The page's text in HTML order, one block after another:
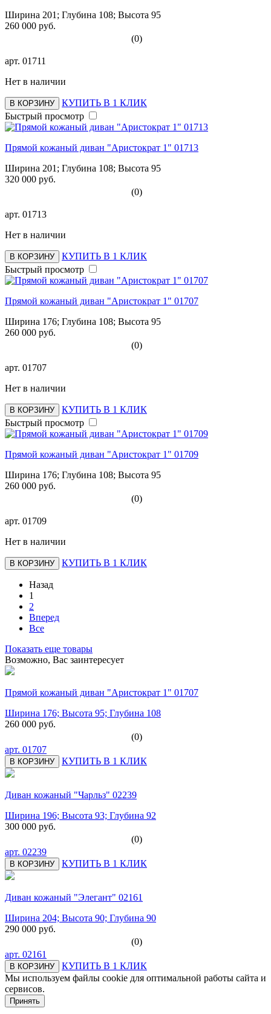
Ширина 201; Глубина 108; Высота 95
260 000 руб.
(0)
арт. 01711
Нет в наличии
В КОРЗИНУ
КУПИТЬ В 1 КЛИК
Быстрый просмотр
Прямой кожаный диван "Аристократ 1" 01713
Ширина 201; Глубина 108; Высота 95
320 000 руб.
(0)
арт. 01713
Нет в наличии
В КОРЗИНУ
КУПИТЬ В 1 КЛИК
Быстрый просмотр
Прямой кожаный диван "Аристократ 1" 01707
Ширина 176; Глубина 108; Высота 95
260 000 руб.
(0)
арт. 01707
Нет в наличии
В КОРЗИНУ
КУПИТЬ В 1 КЛИК
Быстрый просмотр
Прямой кожаный диван "Аристократ 1" 01709
Ширина 176; Глубина 108; Высота 95
260 000 руб.
(0)
арт. 01709
Нет в наличии
В КОРЗИНУ КУПИТЬ В 1 КЛИК
Назад
1
2
Вперед
Все
Показать еще товары
Возможно, Вас заинтересует
Прямой кожаный диван "Аристократ 1" 01707
Ширина 176; Высота 95; Глубина 108
260 000 руб.
(0)
арт. 01707
В КОРЗИНУ КУПИТЬ В 1 КЛИК
Диван кожаный "Чарльз" 02239
Ширина 196; Высота 93; Глубина 92
300 000 руб.
(0)
арт. 02239
В КОРЗИНУ КУПИТЬ В 1 КЛИК
Диван кожаный "Элегант" 02161
Ширина 204; Высота 90; Глубина 90
290 000 руб.
(0)
арт. 02161
В КОРЗИНУ
КУПИТЬ В 1 КЛИК
Мы используем файлы cookie для оптимальной работы сайта и
сервисов.
Принять